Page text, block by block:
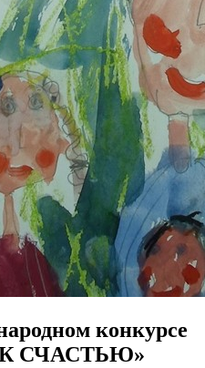
конкурсе
СЧАСТЬЮ»